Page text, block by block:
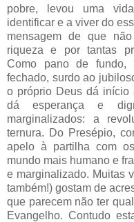
pobre, levou uma
identificar e a viver do
mensagem de que
riqueza e por tantas
Como pano de fundo,
fechado, surdo ao
o próprio Deus dá início
dá esperança e
marginalizados: a
ternura. Do Presépio,
apelo à partilha com
mundo mais humano e
e marginalizado. Muitas
também!) gostam de
que parecem não ter
Evangelho. Contudo